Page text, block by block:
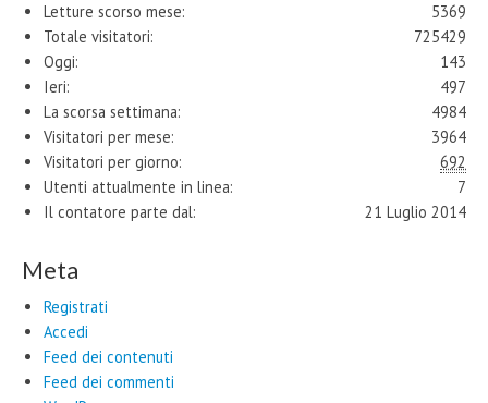
5369
Letture scorso mese:
725429
Totale visitatori:
143
Oggi:
497
Ieri:
4984
La scorsa settimana:
3964
Visitatori per mese:
692
Visitatori per giorno:
7
Utenti attualmente in linea:
21 Luglio 2014
Il contatore parte dal:
Meta
Registrati
Accedi
Feed dei contenuti
Feed dei commenti